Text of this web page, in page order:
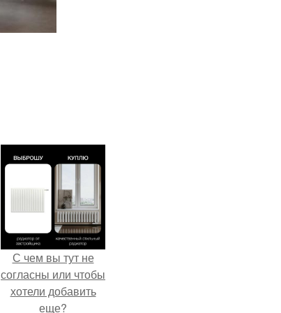
С чем вы тут не
согласны или чтобы
хотели добавить
еще?